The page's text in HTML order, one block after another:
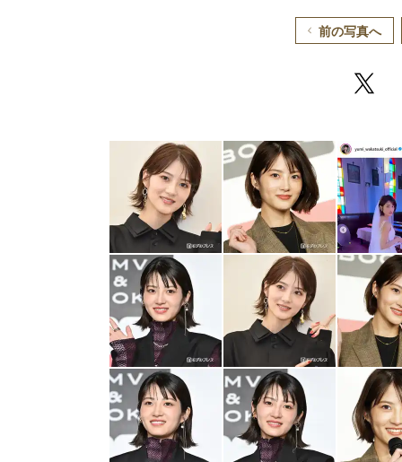
前の写真へ